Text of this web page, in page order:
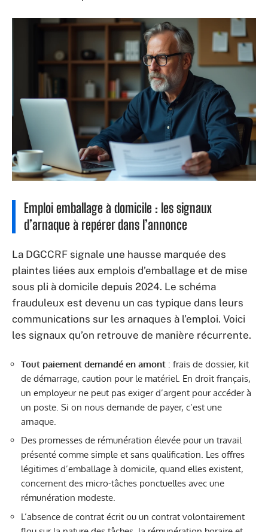
Emploi emballage à domicile : les signaux
d’arnaque à repérer dans l’annonce
La DGCCRF signale une hausse marquée des
plaintes liées aux emplois d’emballage et de mise
sous pli à domicile depuis 2024. Le schéma
frauduleux est devenu un cas typique dans leurs
communications sur les arnaques à l’emploi. Voici
les signaux qu’on retrouve de manière récurrente.
Tout paiement demandé en amont : frais de dossier, kit
de démarrage, caution pour le matériel. En droit français,
un employeur ne peut pas exiger d’argent pour accéder à
un poste. Si on nous demande de payer, c’est une
arnaque.
Des promesses de rémunération élevée pour un travail
présenté comme simple et sans qualification. Les offres
légitimes d’emballage à domicile, quand elles existent,
concernent des micro-tâches ponctuelles avec une
rémunération modeste.
L’absence de contrat écrit ou un contrat volontairement